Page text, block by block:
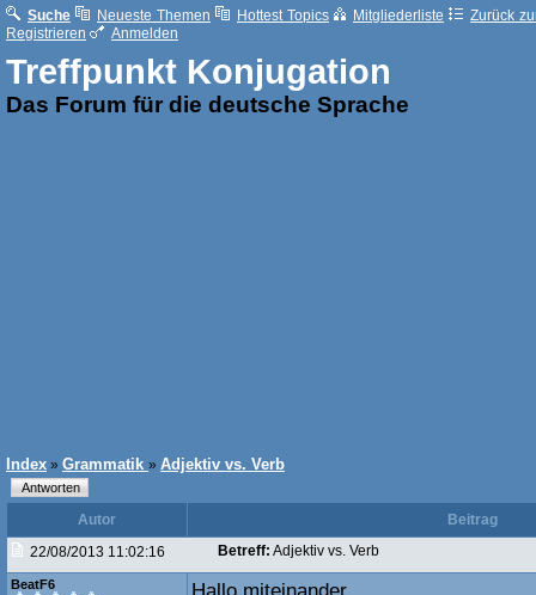
Suche Neueste Themen Hottest Topics Mitgliederliste
Zurück
Registrieren
Anmelden
Treffpunkt Konjugation
Das Forum für die deutsche Sprache
Index » Grammatik » Adjektiv vs. Verb
Autor
Beitrag
22/08/2013 11:02:16
Betreff: Adjektiv vs. Verb
BeatF6